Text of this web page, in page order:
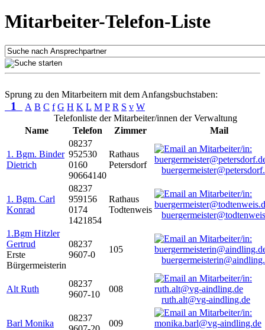
Mitarbeiter-Telefon-Liste
Sprung zu den Mitarbeitern mit dem Anfangsbuchstaben:
1 A B C f G H K L M P R S v W
Telefonliste der Mitarbeiter/innen der Verwaltung
Name
Telefon Zimmer Mail
1. Bgm. Binder
Dietrich
08237
952530
0160
90664140
Rathaus
Petersdorf
1. Bgm. Carl
Konrad
08237
959156
0174
1421854
Rathaus
Todtenweis
1.Bgm Hitzler
Gertrud
Erste
Bürgermeisterin
08237
9607-0
105
Alt Ruth
08237
9607-10
008
ruth.alt@vg-aindling.de
Barl Monika
08237
009